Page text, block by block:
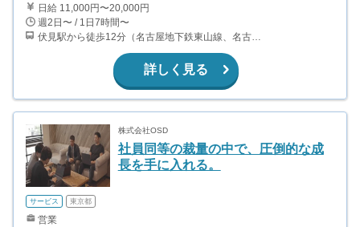
日給 11,000円〜20,000円
週2日〜 / 1日7時間〜
伏見駅から徒歩12分（名古屋地下鉄東山線、名古屋地下鉄鶴舞線） 大須観音駅から徒歩7分（名古屋地下鉄鶴舞線）
詳しく見る
株式会社OSD
社員同等の裁量の中で、圧倒的な成
長を手に入れる。
サービス 東京都
営業